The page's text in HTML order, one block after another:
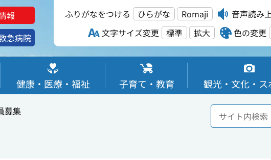
報
急病院
ふりがなをつける ひらがな Romaji 音声読み
文字サイズ変更
標準 拡大 色の変更
健康・医療・福祉 子育て・教育 観光・文化・ス
募集